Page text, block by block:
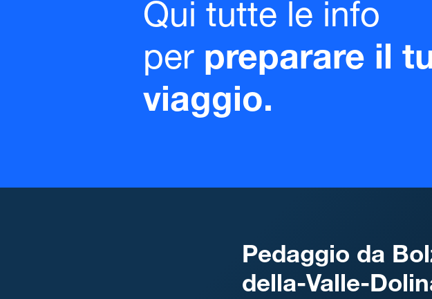
Qui tutte le info
per preparare il
viaggio.
Pedaggio da
della-Valle-